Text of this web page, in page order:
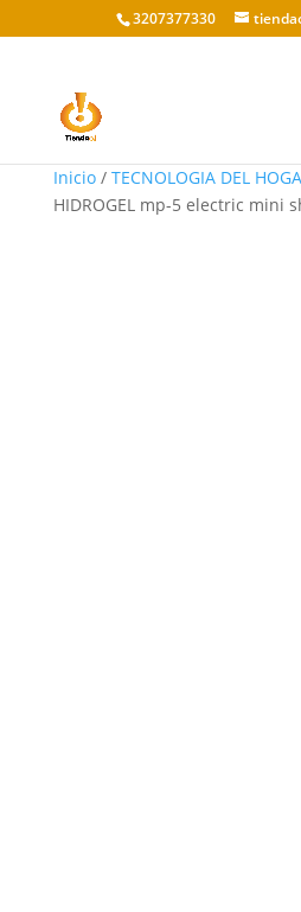
3207377330
Inicio/ TECNOLOGIA DEL
HIDROGEL mp-5 electric mini